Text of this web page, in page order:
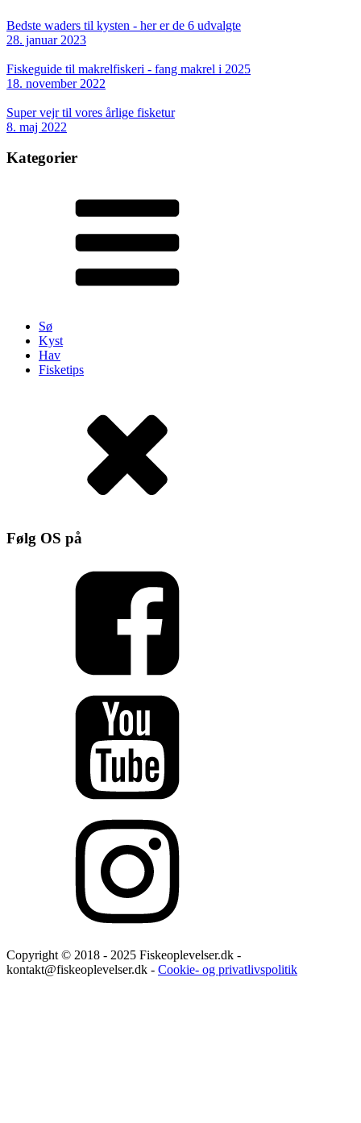
Bedste waders til kysten - her er de 6 udvalgte
28. januar 2023
Fiskeguide til makrelfiskeri - fang makrel i 2025
18. november 2022
Super vejr til vores årlige fisketur
8. maj 2022
Kategorier
Sø
Kyst
Hav
Fisketips
Følg OS på
Copyright © 2018 - 2025 Fiskeoplevelser.dk -
kontakt@fiskeoplevelser.dk - Cookie- og privatlivspolitik